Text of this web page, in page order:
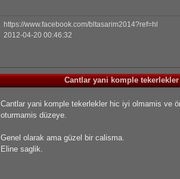
https://www.facebook.com/bltasarim2014?ref=hl
2012-04-20 00:46:32
Cantlar yani komple tekerlekler
Cantlar yani komple tekerlekler hic iyi olmamis ve
oturmamis düzeye.
Genel olarak ama güzel bir calisma.
Eline saglik.